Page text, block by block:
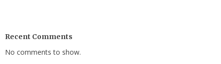
Recent Comments
No comments to show.